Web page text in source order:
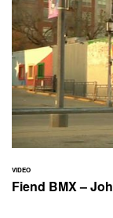
VIDEO
Fiend BMX –